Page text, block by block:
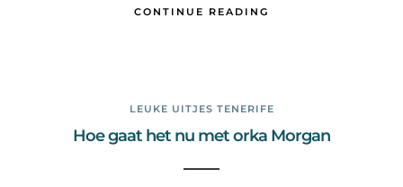
CONTINUE READING
LEUKE UITJES TENERIFE
Hoe gaat het nu met orka Morgan